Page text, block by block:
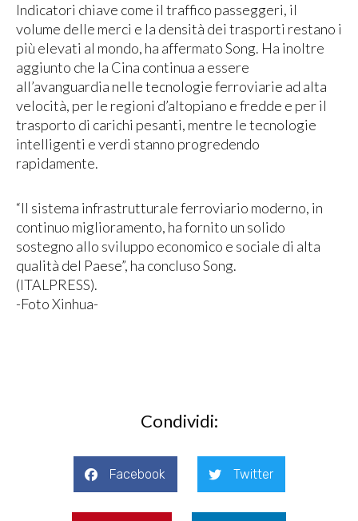
Indicatori chiave come il traffico passeggeri, il
volume delle merci e la densità dei trasporti restano i
più elevati al mondo, ha affermato Song. Ha inoltre
aggiunto che la Cina continua a essere
all’avanguardia nelle tecnologie ferroviarie ad alta
velocità, per le regioni d’altopiano e fredde e per il
trasporto di carichi pesanti, mentre le tecnologie
intelligenti e verdi stanno progredendo
rapidamente.
“Il sistema infrastrutturale ferroviario moderno, in
continuo miglioramento, ha fornito un solido
sostegno allo sviluppo economico e sociale di alta
qualità del Paese”, ha concluso Song.
(ITALPRESS).
-Foto Xinhua-
Condividi:
Facebook Twitter